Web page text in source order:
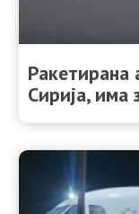
Ракетирана
Сирија, има